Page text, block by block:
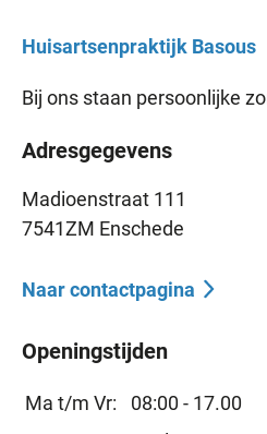
Huisartsenpraktijk Basous
Bij ons staan persoonlijke
Adresgegevens
Madioenstraat 111
7541ZM Enschede
Naar contactpagina
Openingstijden
Ma t/m Vr:
08:00 - 17.00